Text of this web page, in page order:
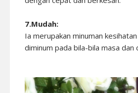
7.Mudah:
Ia merupakan minuman
diminum pada bila-bila masa dan